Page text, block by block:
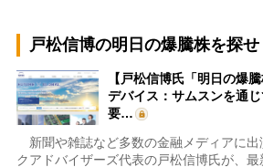
戸松信博の明日の爆騰株を探せ
【戸松信博氏「明日の爆
デバイス：サムスンを通
要…
新聞や雑誌など多数の金融メディアに出
クアドバイザーズ代表の戸松信博氏が、最